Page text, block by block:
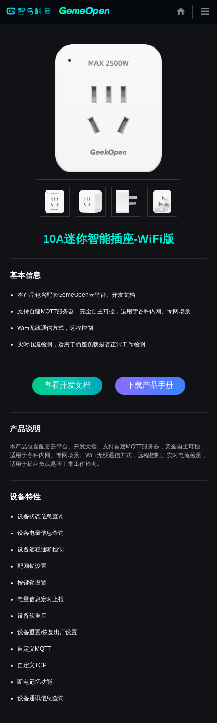
10A迷你智能插座-WiFi版
基本信息
本产品包含配套GemeOpen云平台、开发文档
支持自建MQTT服务器，完全自主可控，适用于各种内网、专网场景
WiFi无线通信方式，远程控制
实时电流检测，适用于插座负载是否正常工作检测
查看开发文档 下载产品手册
产品说明
本产品包含配套云平台、开发文档，支持自建MQTT服务器，完全自主可控，
适用于各种内网、专网场景。WiFi无线通信方式，远程控制。实时电流检测，
适用于插座负载是否正常工作检测。
设备特性
设备状态信息查询
设备电量信息查询
设备远程通断控制
配网锁设置
按键锁设置
电量信息定时上报
设备软重启
设备重置/恢复出厂设置
自定义MQTT
自定义TCP
断电记忆功能
设备通讯信息查询